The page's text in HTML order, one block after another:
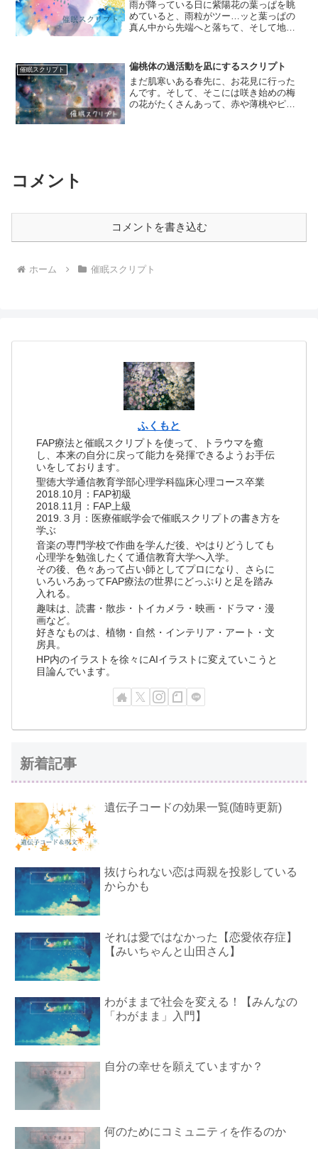
雨が降っている日に紫陽花の葉っぱを眺
めていると、雨粒がツー…ッと葉っぱの
真ん中から先端へと落ちて、そして地面
ないので、傘の柄をしっかりと握りしめ
て長靴を履いて、雨に一滴...
催眠スクリプト
偏桃体の過活動を凪にするスクリプト
まだ肌寒いある春先に、お花見に行った
んです。そして、そこには咲き始めの梅
の花がたくさんあって、赤や薄桃やピン
コメント
コメントを書き込む
ホーム 催眠スクリプト
ふくもと
FAP療法と催眠スクリプトを使って、トラウマを癒
し、本来の自分に戻って能力を発揮できるようお手伝
いをしております。
聖徳大学通信教育学部心理学科臨床心理コース卒業
2018.10月：FAP初級
2018.11月：FAP上級
2019.３月：医療催眠学会で催眠スクリプトの書き方を
学ぶ
音楽の専門学校で作曲を学んだ後、やはりどうしても
心理学を勉強したくて通信教育大学へ入学。
その後、色々あって占い師としてプロになり、さらに
いろいろあってFAP療法の世界にどっぷりと足を踏み
入れる。
趣味は、読書・散歩・トイカメラ・映画・ドラマ・漫
画など。
好きなものは、植物・自然・インテリア・アート・文
房具。
HP内のイラストを徐々にAIイラストに変えていこうと
目論んでいます。
新着記事
遺伝子コードの効果一覧(随時更新)
抜けられない恋は両親を投影している
からかも
それは愛ではなかった【恋愛依存症】
【みいちゃんと山田さん】
わがままで社会を変える！【みんなの
「わがまま」入門】
自分の幸せを願えていますか？
何のためにコミュニティを作るのか